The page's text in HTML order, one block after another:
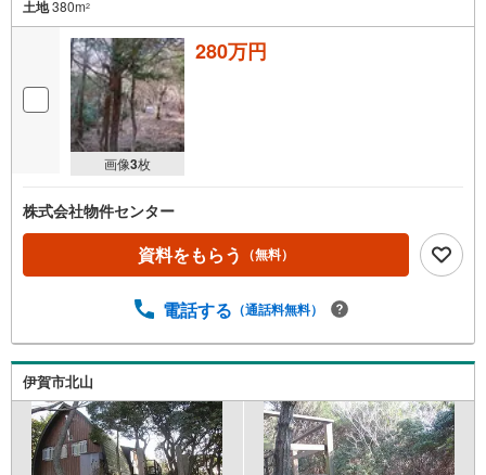
土地380m2
画像3枚
280万円
株式会社物件センター
資料をもらう （無料）
電話する （通話料無料）
伊賀市北山